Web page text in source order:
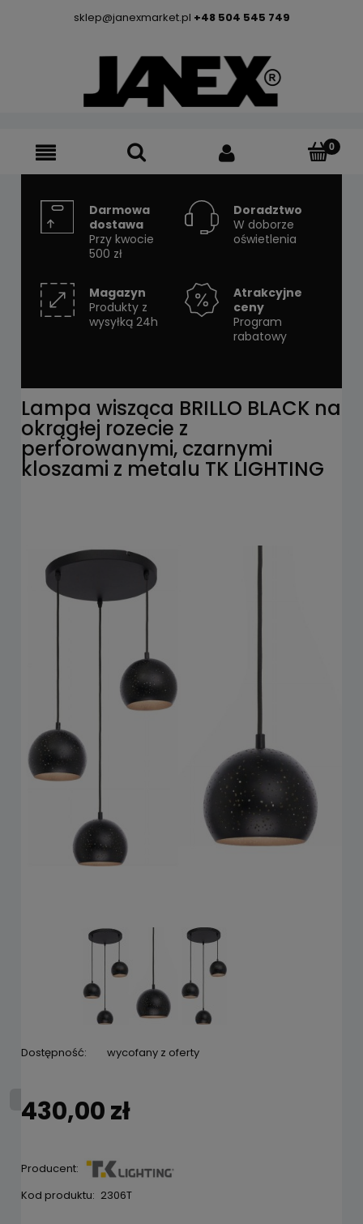
sklep@janexmarket.pl +48 504 545 749
Darmowa
dostawa
Przy kwocie
500 zł
Doradztwo
W doborze
oświetlenia
Magazyn
Produkty z
wysyłką 24h
Atrakcyjne
ceny
Program
rabatowy
Lampa wisząca BRILLO BLACK na
okrągłej rozecie z
perforowanymi, czarnymi
kloszami z metalu TK LIGHTING
Dostępność: wycofany z oferty
430,00 zł
Producent:
Kod produktu: 2306T